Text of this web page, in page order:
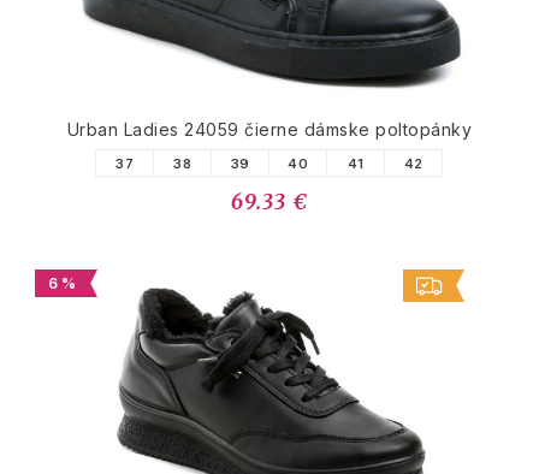
Urban Ladies 24059 čierne dámske poltopánky
37 38 39 40 41 42
69.33 €
6 %